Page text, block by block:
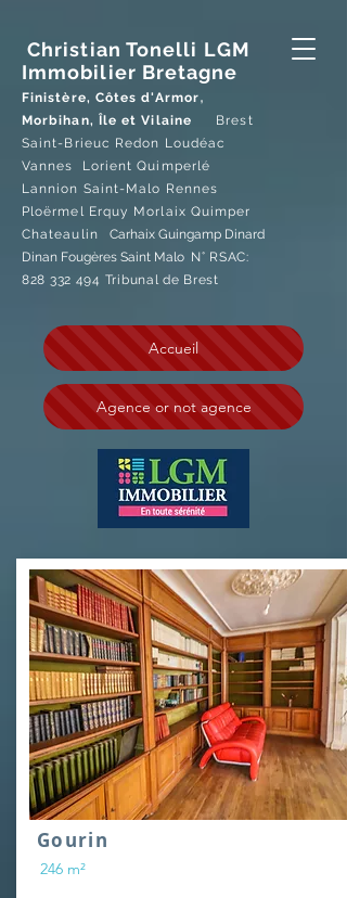
Christian Tonelli LGM
Immobilier Bretagne
Finistère, Côtes d'Armor,
Morbihan, Île et Vilaine
Brest
Saint-Brieuc Redon Loudéac
Vannes Lorient Quimperlé
Lannion Saint-Malo Rennes
Ploërmel Erquy Morlaix Quimper
Chateaulin
Carhaix Guingamp Dinard
Dinan Fougères Saint Malo N° RSAC:
828 332 494 Tribunal de Brest
Accueil
Agence or not agence
Gourin
246 m²